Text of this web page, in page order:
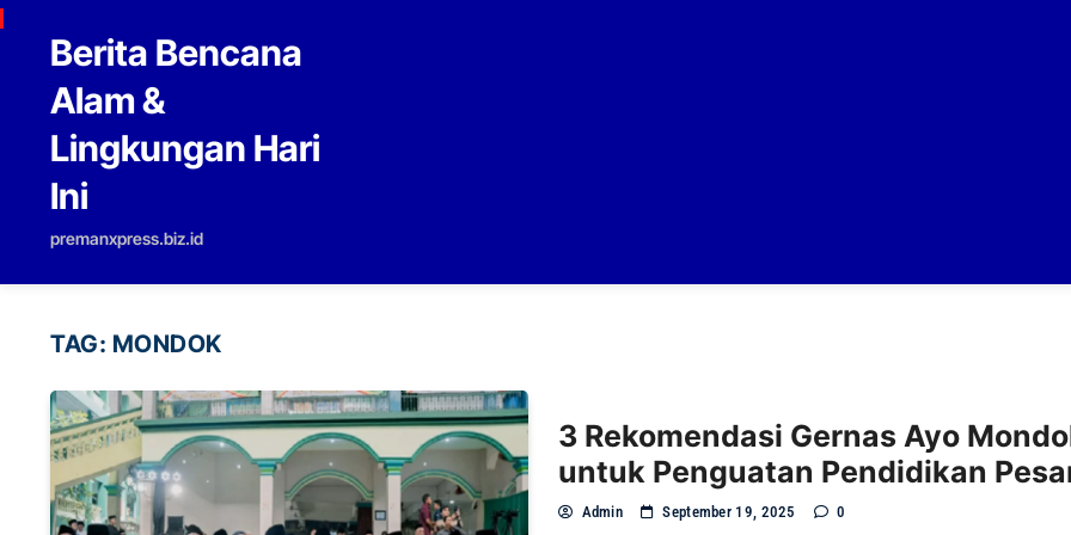
Skip to content
Berita Bencana
Alam &
Lingkungan Hari
Ini
premanxpress.biz.id
TAG: MONDOK
3 Rekomendasi Gernas Ayo
untuk Penguatan Pendidikan
Admin September 19, 2025 0